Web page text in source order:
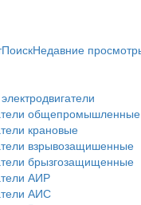
ПоискНедавние
общепромышленные
крановые
взрывозащишенные
брызгозащищенные
АИР
АИС